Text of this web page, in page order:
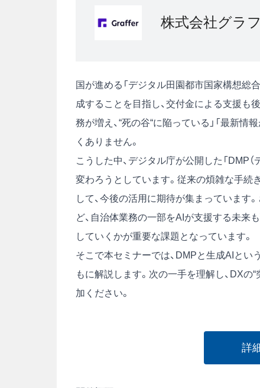
株式会社グラ
国が進める「デジタル田園都市国家構想総
成することを目指し、交付金による支援も
務が増え、“死の谷“に陥っている」「最新
くありません。
こうした中、デジタル庁が公開した「DMP
変わろうとしています。従来の煩雑な手続
して、今後の活用に期待が集まっています
ど、自治体業務の一部をAIが支援する未来
していくかが重要な課題となっています。
そこで本セミナーでは、DMPと生成AIとい
もに解説します。次の一手を理解し、DX
加ください。
詳